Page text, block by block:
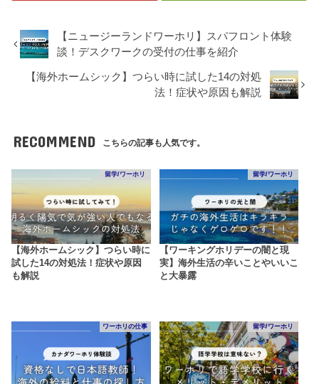
【ニュージーランドワーホリ】スパフロント体験
談！デスクワークの受付の仕事を紹介
【海外ホームシック】つらい時に試した14の対処
法！症状や原因も解説
RECOMMEND こちらの記事も人気です。
留学/ワーホリ
【海外ホームシック】つらい時に
試した14の対処法！症状や原因
も解説
留学/ワーホリ
【ワーキングホリデーの闇と現
実】海外生活の辛いことやいいこ
と大暴露
ワーホリの仕事 留学/ワーホリ